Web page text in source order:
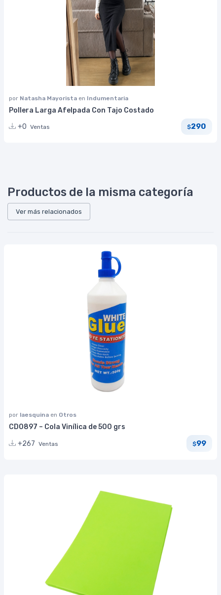
por Natasha Mayorista en Indumentaria
Pollera Larga Afelpada Con Tajo Costado
+0 Ventas $290
Productos de la misma categoría
Ver más relacionados
por laesquina en Otros
CD0897 – Cola Vinílica de 500 grs
+267 Ventas $99